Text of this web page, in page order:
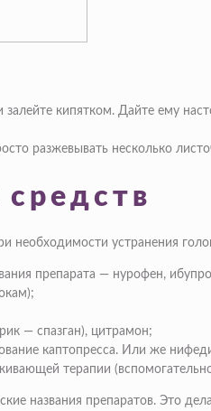
кипятком. Дайте ему
разжевывать несколько
устранения
препарата — нурофен,
— спазган), цитрамон;
каптопресса. Или же
терапии
названия препаратов. Это